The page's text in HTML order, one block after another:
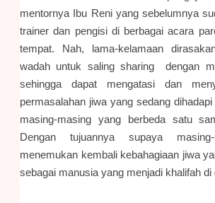
mentornya Ibu Reni yang sebelumnya
trainer dan pengisi di berbagai acara
tempat. Nah, lama-kelamaan
wadah untuk saling sharing dengan
sehingga dapat mengatasi dan
permasalahan jiwa yang sedang
masing-masing yang berbeda satu
Dengan tujuannya supaya
menemukan kembali kebahagiaan jiwa
sebagai manusia yang menjadi khalifah di